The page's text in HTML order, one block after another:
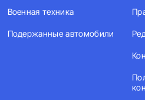
Военная техника
Подержанные автомобили